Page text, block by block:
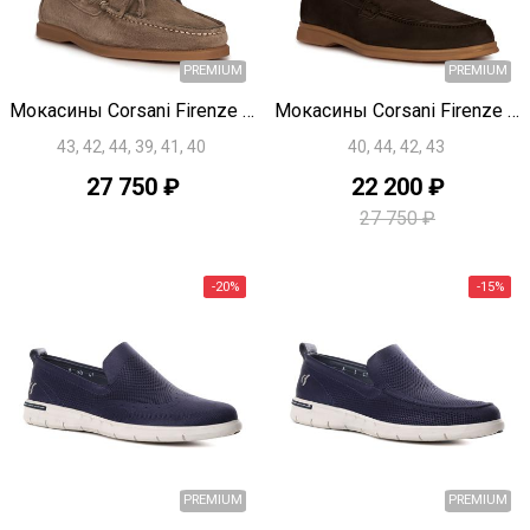
Быстрый просмотр Мокасины Corsani Firenze H0377
43, 42, 44, 39, 41, 40
27 750 ₽
Быстрый просмотр Мокасины Corsani Firenze H0376
40, 44, 42, 43
22 200 ₽
27 750 ₽